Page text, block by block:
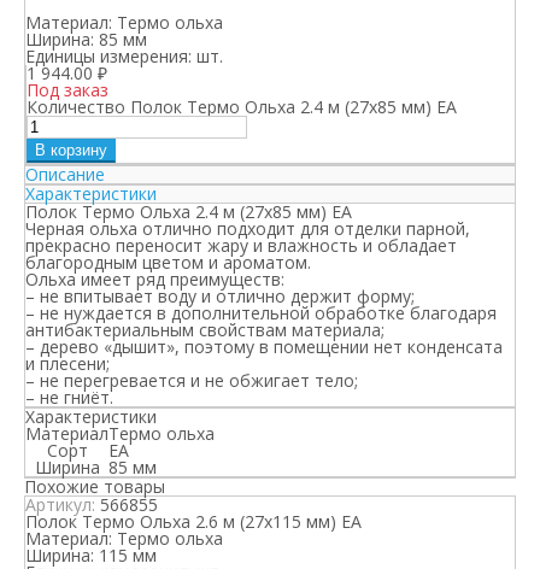
Материал: Термо ольха
Ширина: 85 мм
Единицы измерения: шт.
1 944.00 ₽
Под заказ
Количество Полок Термо Ольха 2.4 м (27х85 мм) ЕА
В корзину
Описание
Характеристики
Полок Термо Ольха 2.4 м (27х85 мм) ЕА
Черная ольха отлично подходит для отделки парной,
прекрасно переносит жару и влажность и обладает
благородным цветом и ароматом.
Ольха имеет ряд преимуществ:
– не впитывает воду и отлично держит форму;
– не нуждается в дополнительной обработке благодаря
антибактериальным свойствам материала;
– дерево «дышит», поэтому в помещении нет конденсата
и плесени;
– не перегревается и не обжигает тело;
– не гниёт.
Характеристики
МатериалТермо ольха
Сорт ЕА
Ширина 85 мм
Похожие товары
Артикул:566855
Полок Термо Ольха 2.6 м (27х115 мм) ЕА
Материал: Термо ольха
Ширина: 115 мм